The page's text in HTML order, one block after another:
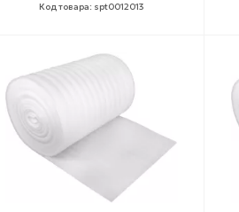
Код товара: spt0012013